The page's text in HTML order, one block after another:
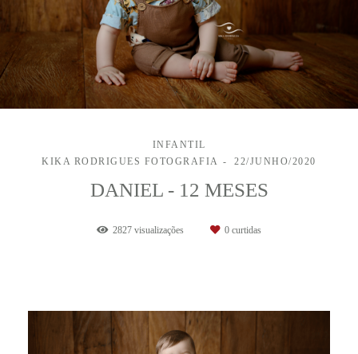
INFANTIL
KIKA RODRIGUES FOTOGRAFIA
22/JUNHO/2020
DANIEL - 12 MESES
2827 visualizações 0 curtidas